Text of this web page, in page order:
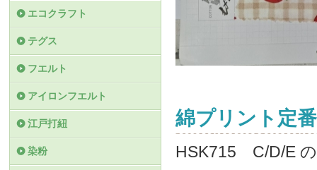
綿プリント定
HSK715 C/D/E
エコクラフト
テグス
フエルト
アイロンフエルト
江戸打紐
染粉